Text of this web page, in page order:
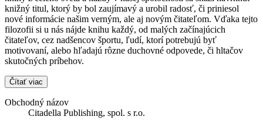
knižný titul, ktorý by bol zaujímavý a urobil radosť, či priniesol
nové informácie našim verným, ale aj novým čitateľom. Vďaka tejto
filozofii si u nás nájde knihu každý, od malých začínajúcich
čitateľov, cez nadšencov športu, ľudí, ktorí potrebujú byť
motivovaní, alebo hľadajú rôzne duchovné odpovede, či hltačov
skutočných príbehov.
Čítať viac
Obchodný názov
Citadella Publishing, spol. s r.o.